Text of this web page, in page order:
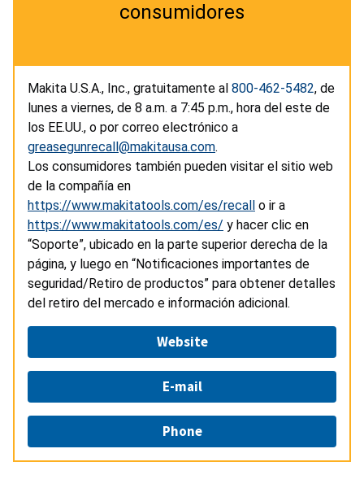
consumidores
Makita U.S.A., Inc., gratuitamente al 800-462-5482, de
lunes a viernes, de 8 a.m. a 7:45 p.m., hora del este de
los EE.UU., o por correo electrónico a
greasegunrecall@makitausa.com.
Los consumidores también pueden visitar el sitio web
de la compañía en
https://www.makitatools.com/es/recall
o ir a
https://www.makitatools.com/es/ y hacer clic en
“Soporte”, ubicado en la parte superior derecha de la
página, y luego en “Notificaciones importantes de
seguridad/Retiro de productos” para obtener detalles
del retiro del mercado e información adicional.
Website
E-mail
Phone